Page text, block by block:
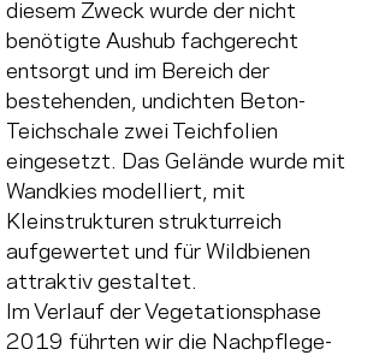
diesem Zweck wurde der nicht
benötigte Aushub fachgerecht
entsorgt und im Bereich der
bestehenden, undichten Beton-
Teichschale zwei Teichfolien
eingesetzt. Das Gelände wurde mit
Wandkies modelliert, mit
Kleinstrukturen strukturreich
aufgewertet und für Wildbienen
attraktiv gestaltet.
Im Verlauf der Vegetationsphase
2019 führten wir die Nachpflege-